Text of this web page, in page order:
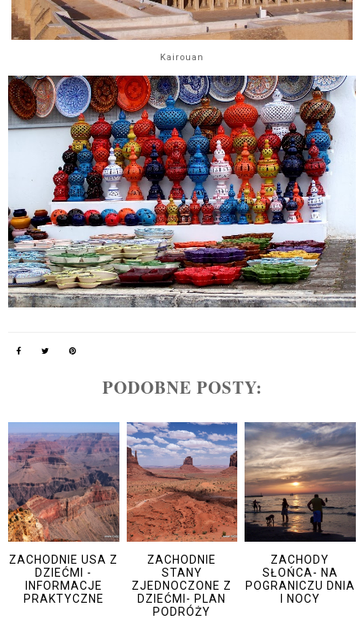
Kairouan
PODOBNE POSTY:
ZACHODNIE USA Z
DZIEĆMI -
INFORMACJE
PRAKTYCZNE
ZACHODNIE
STANY
ZJEDNOCZONE Z
DZIEĆMI- PLAN
PODRÓŻY
ZACHODY
SŁOŃCA- NA
POGRANICZU DNIA
I NOCY